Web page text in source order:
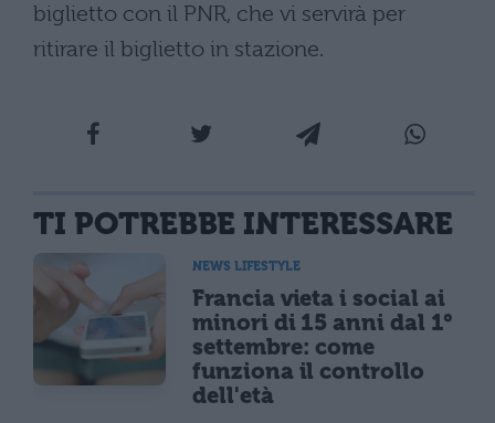
biglietto con il PNR, che vi servirà per
ritirare il biglietto in stazione.
TI POTREBBE INTERESSARE
NEWS LIFESTYLE
Francia vieta i social ai
minori di 15 anni dal 1°
settembre: come
funziona il controllo
dell'età